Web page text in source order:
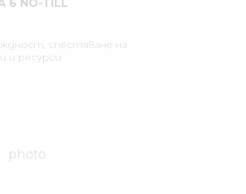
6 NO-TILL
спестяване на
и ресурси